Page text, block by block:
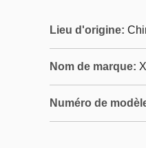
Lieu d'origine:
Nom de marque:
Numéro de